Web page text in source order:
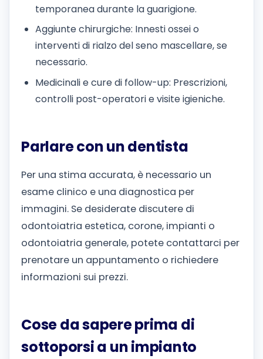
temporanea durante la guarigione.
Aggiunte chirurgiche: Innesti ossei o
interventi di rialzo del seno mascellare, se
necessario.
Medicinali e cure di follow-up: Prescrizioni,
controlli post-operatori e visite igieniche.
Parlare con un dentista
Per una stima accurata, è necessario un
esame clinico e una diagnostica per
immagini. Se desiderate discutere di
odontoiatria estetica, corone, impianti o
odontoiatria generale, potete contattarci per
prenotare un appuntamento o richiedere
informazioni sui prezzi.
Cose da sapere prima di
sottoporsi a un impianto